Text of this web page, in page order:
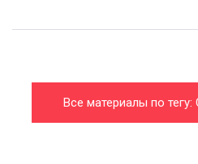
Все материалы по